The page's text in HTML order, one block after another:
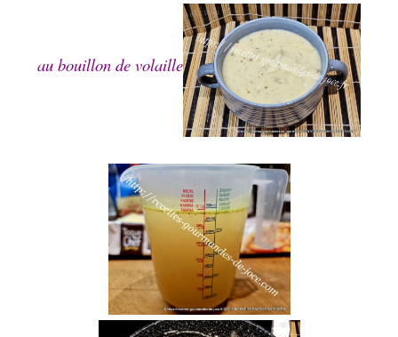
au bouillon de volaille